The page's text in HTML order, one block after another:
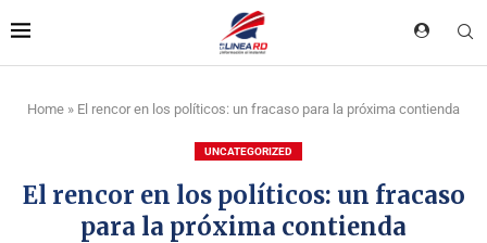
Home » El rencor en los políticos: un fracaso para la próxima contienda
UNCATEGORIZED
El rencor en los políticos: un fracaso
para la próxima contienda